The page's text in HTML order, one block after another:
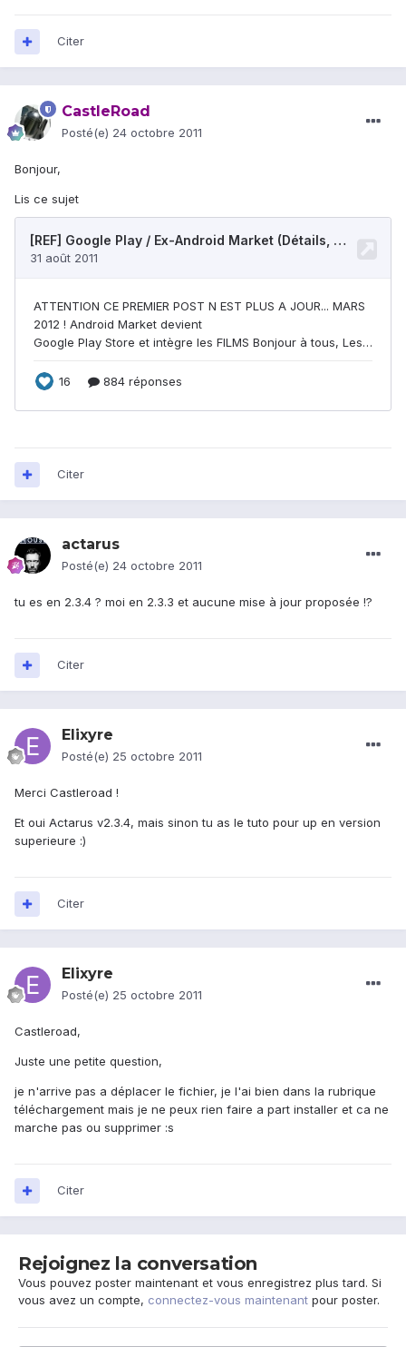
Citer
CastleRoad
Posté(e) 24 octobre 2011
Bonjour,
Lis ce sujet
Citer
actarus
Posté(e) 24 octobre 2011
tu es en 2.3.4 ? moi en 2.3.3 et aucune mise à jour proposée !?
Citer
Elixyre
Posté(e) 25 octobre 2011
Merci Castleroad !
Et oui Actarus v2.3.4, mais sinon tu as le tuto pour up en version
superieure :)
Citer
Elixyre
Posté(e) 25 octobre 2011
Castleroad,
Juste une petite question,
je n'arrive pas a déplacer le fichier, je l'ai bien dans la rubrique
téléchargement mais je ne peux rien faire a part installer et ca ne
marche pas ou supprimer :s
Citer
Rejoignez la conversation
Vous pouvez poster maintenant et vous enregistrez plus tard. Si
vous avez un compte, connectez-vous maintenant pour poster.